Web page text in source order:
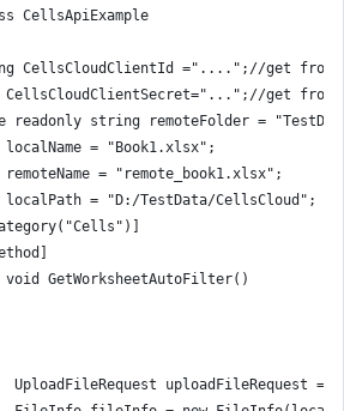
CellsApiExample
CellsCloudClientId ="....";//get
CellsCloudClientSecret="...";//get
readonly string remoteFolder =
= "Book1.xlsx";
= "remote_book1.xlsx";
localPath = "D:/TestData/CellsCloud";
GetWorksheetAutoFilter()
UploadFileRequest uploadFileRequest =